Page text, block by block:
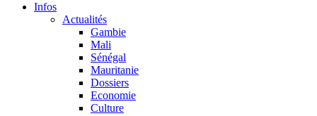
Infos
Actualités
Gambie
Mali
Sénégal
Mauritanie
Dossiers
Economie
Culture